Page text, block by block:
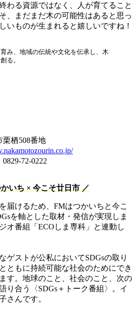
わる資源ではなく、人が育てること
、まだまだ木の可能性はあると思っ
いものが生まれると嬉しいですね！
み、地域の伝統や文化を伝承し、木
る。
栗栖508番地
72-0222
いち × 今こそ廿日市 ／
届けるため、FMはつかいちと今こ
を軸とした取材・発信が実現しま
オ番組「ECOしま専科」と連動し
ゲストが公私においてSDGsの取り
ともに持続可能な社会のためにでき
す。地球のこと、社会のこと、次の
り合う〈SDGs＋トーク番組〉。イ
さんです。